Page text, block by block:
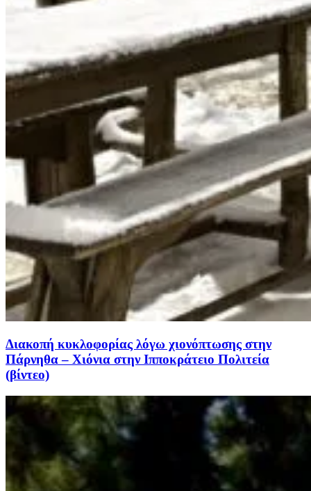
Διακοπή κυκλοφορίας λόγω χιονόπτωσης στην
Πάρνηθα – Χιόνια στην Ιπποκράτειο Πολιτεία
(βίντεο)